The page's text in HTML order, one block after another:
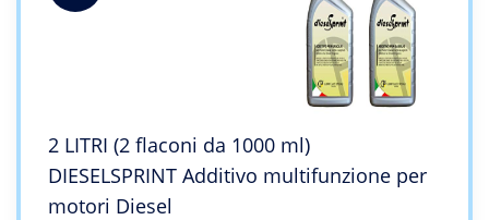
2 LITRI (2 flaconi da 1000 ml)
DIESELSPRINT Additivo multifunzione per
motori Diesel